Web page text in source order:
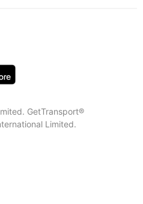
GetTransport®
Limited.